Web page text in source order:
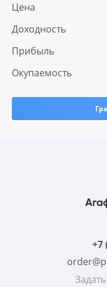
Цена
Доходность
Прибыль
Окупаемость
+7